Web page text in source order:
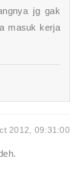
jg gak
masuk kerja
2012, 09:31:00